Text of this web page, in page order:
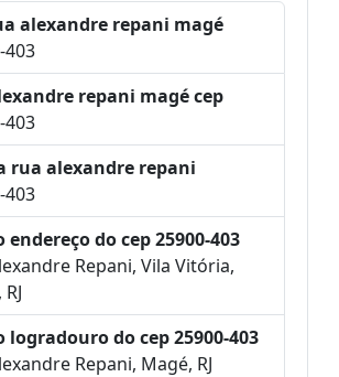
alexandre repani magé
403
repani magé cep
403
rua alexandre repani
403
endereço do cep 25900-403
Repani, Vila Vitória,
logradouro do cep 25900-403
Repani, Magé, RJ